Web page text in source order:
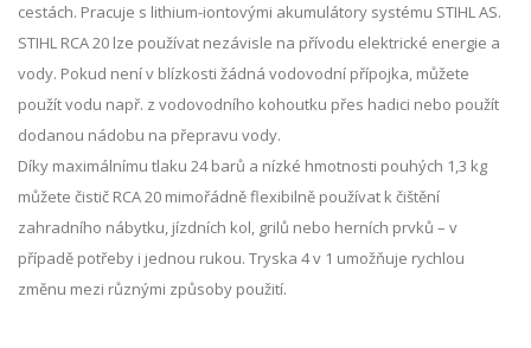
cestách. Pracuje s lithium-iontovými akumulátory systému STIHL AS.
STIHL RCA 20 lze používat nezávisle na přívodu elektrické energie a
vody. Pokud není v blízkosti žádná vodovodní přípojka, můžete
použít vodu např. z vodovodního kohoutku přes hadici nebo použít
dodanou nádobu na přepravu vody.
Díky maximálnímu tlaku 24 barů a nízké hmotnosti pouhých 1,3 kg
můžete čistič RCA 20 mimořádně flexibilně používat k čištění
zahradního nábytku, jízdních kol, grilů nebo herních prvků – v
případě potřeby i jednou rukou. Tryska 4 v 1 umožňuje rychlou
změnu mezi různými způsoby použití.